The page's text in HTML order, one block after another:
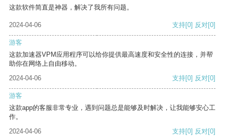
这款软件简直是神器，解决了我所有问题。
2024-04-06 支持[0] 反对[0]
游客
这款加速器VPM应用程序可以给你提供最高速度和安全性的连接，并帮
助你在网络上自由移动。
2024-04-06
支持[0] 反对[0]
游客
这款app的客服非常专业，遇到问题总是能够及时解决，让我能够安心工
作。
2024-04-06
支持[0] 反对[0]